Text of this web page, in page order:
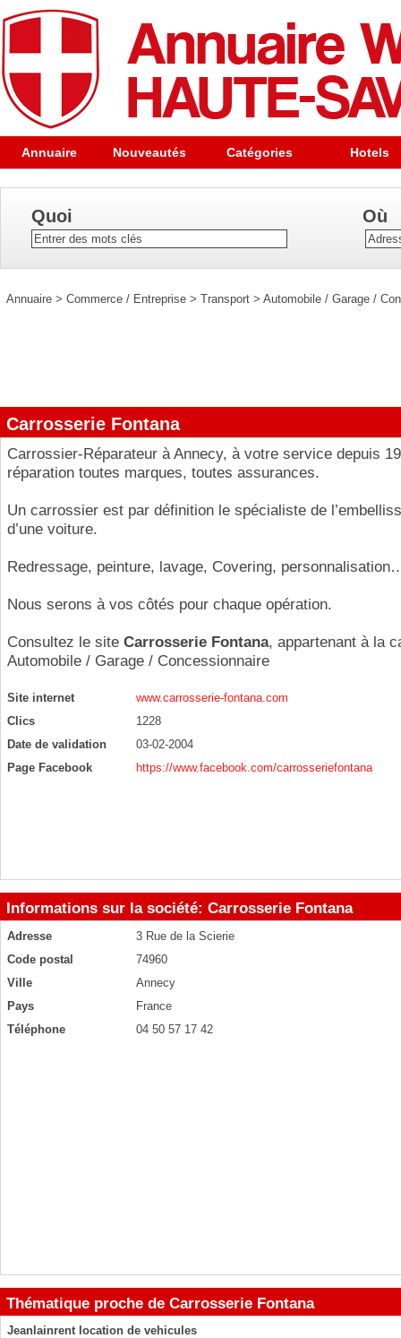
Annuaire Nouveautés Catégories Hotels
Quoi Où
Annuaire > Commerce / Entreprise > Transport > Automobile / Garage /
Carrosserie Fontana
Carrossier-Réparateur à Annecy, à votre service depuis
réparation toutes marques, toutes assurances.
Un carrossier est par définition le spécialiste de
d’une voiture.
Redressage, peinture, lavage, Covering,
Nous serons à vos côtés pour chaque opération.
Consultez le site Carrosserie Fontana, appartenant à la
Automobile / Garage / Concessionnaire
Site internet
www.carrosserie-fontana.com
Clics
1228
Date de validation
03-02-2004
Page Facebook
https://www.facebook.com/carrosseriefontana
Informations sur la société: Carrosserie Fontana
Adresse
3 Rue de la Scierie
Code postal
74960
Ville
Annecy
Pays
France
Téléphone
04 50 57 17 42
Thématique proche de Carrosserie Fontana
Jeanlainrent location de vehicules